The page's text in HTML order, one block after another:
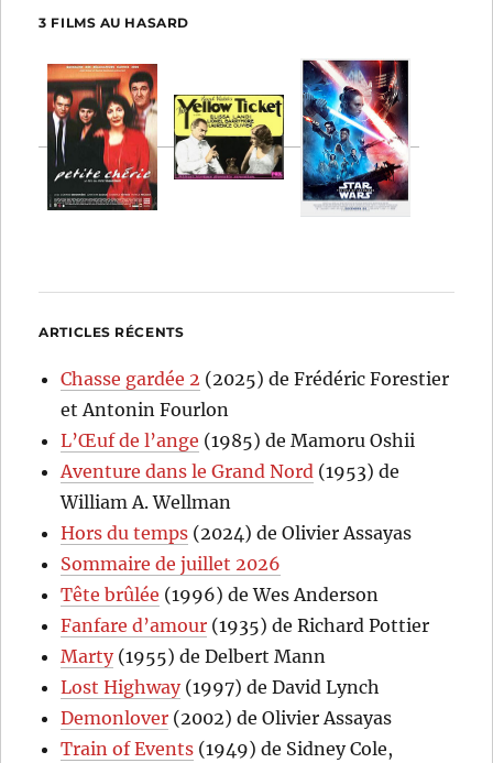
3 FILMS AU HASARD
ARTICLES RÉCENTS
Chasse gardée 2 (2025) de Frédéric Forestier
et Antonin Fourlon
L’Œuf de l’ange (1985) de Mamoru Oshii
Aventure dans le Grand Nord (1953) de
William A. Wellman
Hors du temps (2024) de Olivier Assayas
Sommaire de juillet 2026
Tête brûlée (1996) de Wes Anderson
Fanfare d’amour (1935) de Richard Pottier
Marty(1955) de Delbert Mann
Lost Highway(1997) de David Lynch
Demonlover (2002) de Olivier Assayas
Train of Events (1949) de Sidney Cole,